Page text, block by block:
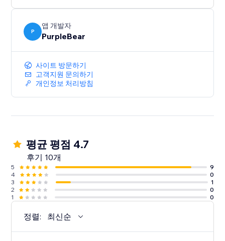
P
앱 개발자
PurpleBear
사이트 방문하기
고객지원 문의하기
개인정보 처리방침
평균 평점 4.7
후기 10개
5
9
4
0
3
1
2
0
1
0
정렬: 최신순